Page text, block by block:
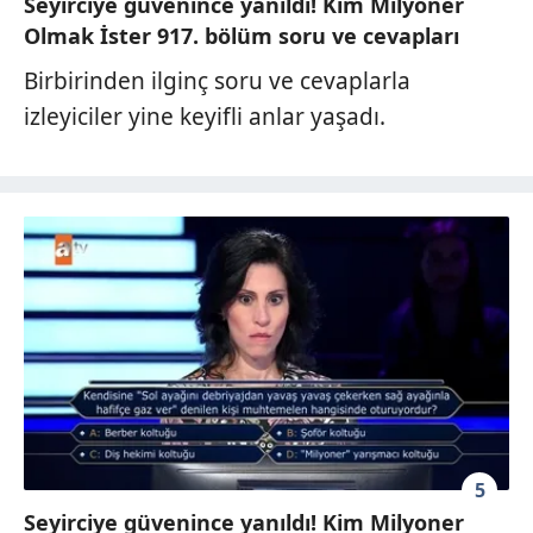
Olmak İster 917. bölüm soru ve cevapları
Birbirinden ilginç soru ve cevaplarla
izleyiciler yine keyifli anlar yaşadı.
5
Seyirciye güvenince yanıldı! Kim Milyoner